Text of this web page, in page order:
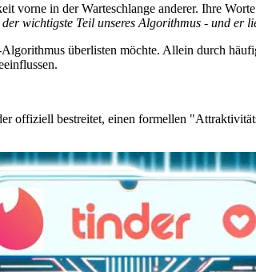
vorne in der Warteschlange anderer. Ihre
wichtigste Teil unseres Algorithmus - und er
überlisten möchte. Allein durch
offiziell bestreitet, einen formellen